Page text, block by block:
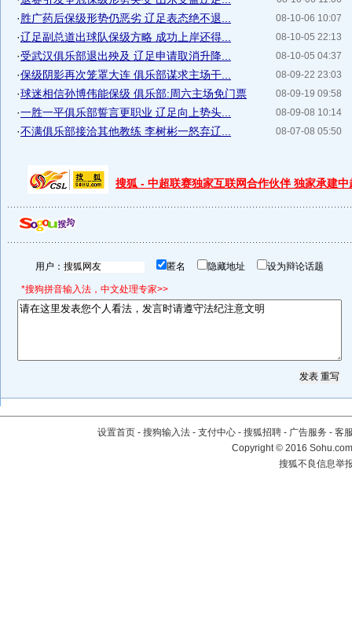
08-10-06 10:07
·胜广药后保级形势仍恶劣 辽足表态绝不退...
08-10-05 22:13
·辽足副总道出球队保级方略 成功上岸还得...
08-10-05 04:37
·受武汉俱乐部退出殃及 辽足申请取消升降...
08-09-22 23:03
·保级阴影再次笼罩大连 俱乐部谋求主场干...
08-09-19 09:58
·球迷相信孙博伟能保级 俱乐部:周六主场免门票
08-09-08 10:14
·一胜一平俱乐部誓言更职业 辽足向上势头...
08-07-08 05:50
·不满俱乐部接洽其他教练 李树彬一怒弃辽...
搜狐 - 中超联赛独家互联网合作伙伴 独家承建中
用户： 匿名 隐藏地址 设为辩论话题
*搜狗拼音输入法，中文处理专家>>
设置首页 - 搜狗输入法 - 支付中心 - 搜狐招聘 - 广告服务 - 客
Copyright©2016
搜狐不良信息举